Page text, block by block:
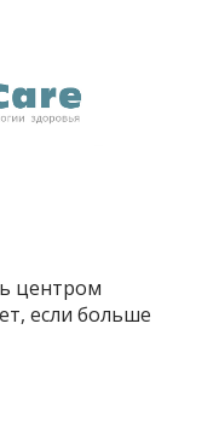
центром
если больше